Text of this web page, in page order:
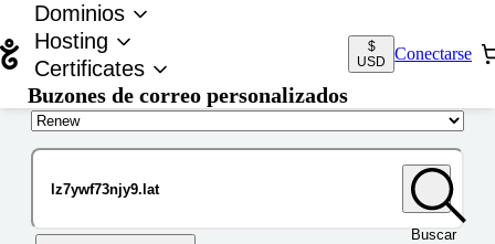
Dominios
Hosting
Certificates
Buzones de correo personalizados
$
USD
Conectarse
Buscar